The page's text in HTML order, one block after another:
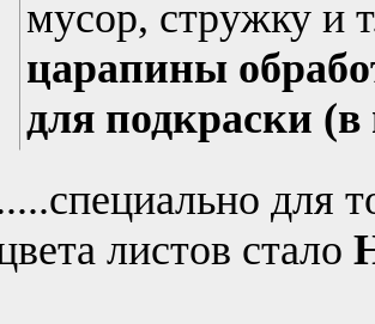
мусор, стружку и
царапины
для подкраски
для
листов стало